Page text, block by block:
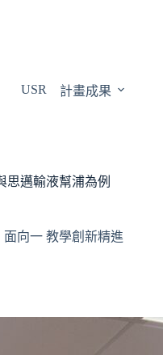
USR 計畫成果
思邁輸液幫浦為例
面向一 教學創新精進